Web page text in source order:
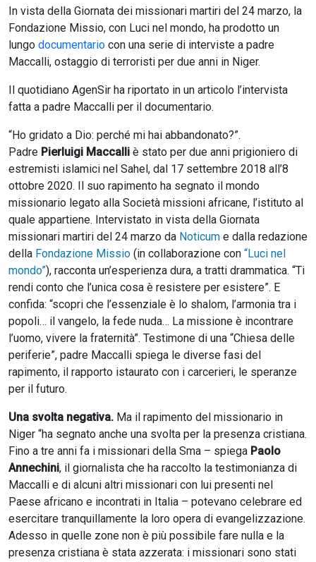
In vista della Giornata dei missionari martiri del 24 marzo, la
Fondazione Missio, con Luci nel mondo, ha prodotto un
lungo documentario con una serie di interviste a padre
Maccalli, ostaggio di terroristi per due anni in Niger.
Il quotidiano AgenSir ha riportato in un articolo l’intervista
fatta a padre Maccalli per il documentario.
“Ho gridato a Dio: perché mi hai abbandonato?”.
Padre Pierluigi Maccalli è stato per due anni prigioniero di
estremisti islamici nel Sahel, dal 17 settembre 2018 all’8
ottobre 2020. Il suo rapimento ha segnato il mondo
missionario legato alla Società missioni africane, l’istituto al
quale appartiene. Intervistato in vista della Giornata
missionari martiri del 24 marzo da Noticum e dalla redazione
della Fondazione Missio (in collaborazione con “Luci nel
mondo”), racconta un’esperienza dura, a tratti drammatica. “Ti
rendi conto che l’unica cosa è resistere per esistere”. E
confida: “scopri che l’essenziale è lo shalom, l’armonia tra i
popoli… il vangelo, la fede nuda… La missione è incontrare
l’uomo, vivere la fraternità”. Testimone di una “Chiesa delle
periferie”, padre Maccalli spiega le diverse fasi del
rapimento, il rapporto istaurato con i carcerieri, le speranze
per il futuro.
Una svolta negativa. Ma il rapimento del missionario in
Niger “ha segnato anche una svolta per la presenza cristiana.
Fino a tre anni fa i missionari della Sma – spiega Paolo
Annechini, il giornalista che ha raccolto la testimonianza di
Maccalli e di alcuni altri missionari con lui presenti nel
Paese africano e incontrati in Italia – potevano celebrare ed
esercitare tranquillamente la loro opera di evangelizzazione.
Adesso in quelle zone non è più possibile fare nulla e la
presenza cristiana è stata azzerata: i missionari sono stati